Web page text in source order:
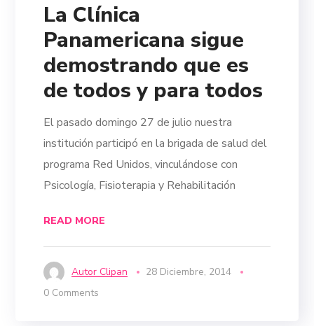
La Clínica
Panamericana sigue
demostrando que es
de todos y para todos
El pasado domingo 27 de julio nuestra
institución participó en la brigada de salud del
programa Red Unidos, vinculándose con
Psicología, Fisioterapia y Rehabilitación
READ MORE
Autor Clipan
28 Diciembre, 2014
0 Comments